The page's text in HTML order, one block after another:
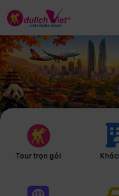
Tour trọn gói